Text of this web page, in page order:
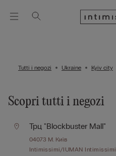
Tutti i negozi Ukraine Kyiv city
Scopri tutti i negozi
Трц "blockbuster Mall"
04073 М. Київ
Intimissimi/IUMAN Intimissimi